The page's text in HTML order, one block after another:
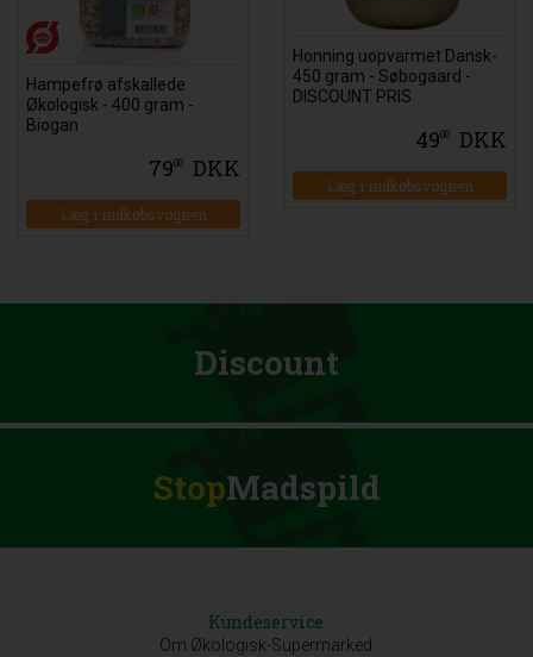
Hampefrø afskallede
Økologisk - 400 gram -
Biogan
7900 DKK
Læg i indkøbsvognen
Honning uopvarmet Dansk-
450 gram - Søbogaard -
DISCOUNT PRIS
4900 DKK
Læg i indkøbsvognen
Discount
StopMadspild
Kundeservice
Om Økologisk-Supermarked